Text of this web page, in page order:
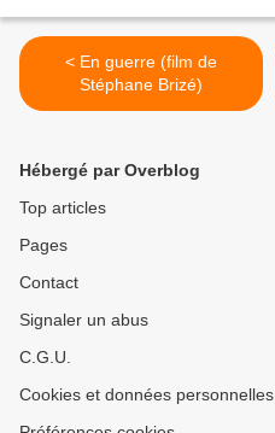
< En guerre (film de
Stéphane Brizé)
Hébergé par Overblog
Top articles
Pages
Contact
Signaler un abus
C.G.U.
Cookies et données personnelles